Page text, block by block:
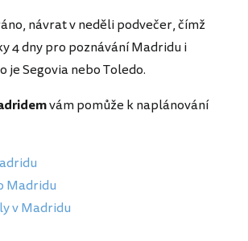
návrat v neděli podvečer, čímž
4 dny pro poznávání Madridu i
je Segovia nebo Toledo.
vám pomůže k naplánování
Madridu
v Madridu